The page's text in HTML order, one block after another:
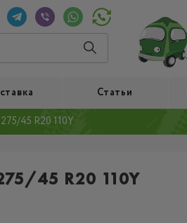
Статьи
45 R20 110Y
45 R20 110Y